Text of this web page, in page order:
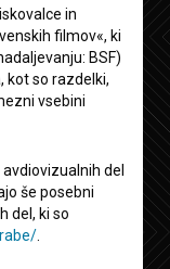
in
filmov«, ki
BSF)
kot so razdelki,
vsebini
del
še posebni
del, ki so